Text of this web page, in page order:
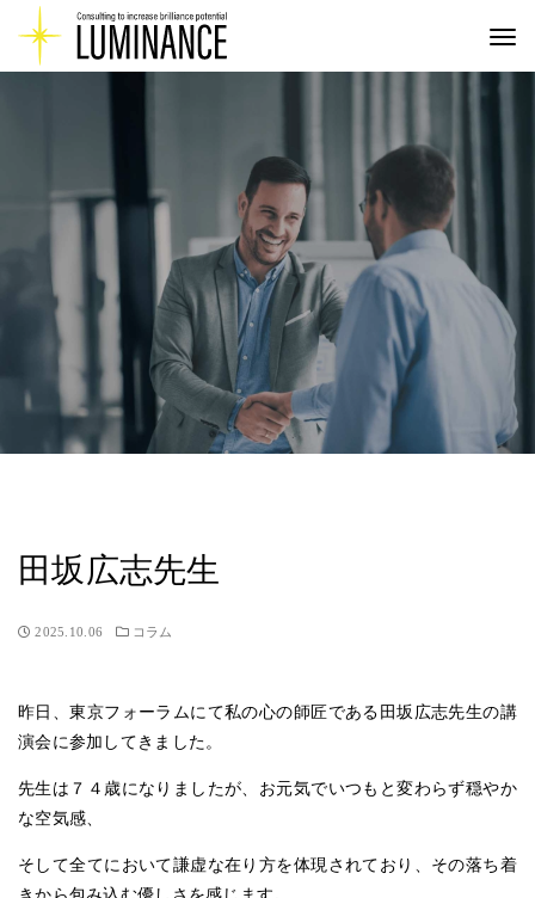
田坂広志先生
2025.10.06 コラム
昨日、東京フォーラムにて私の心の師匠である田坂広志先生の講
演会に参加してきました。
先生は７４歳になりましたが、お元気でいつもと変わらず穏やか
な空気感、
そして全てにおいて謙虚な在り方を体現されており、その落ち着